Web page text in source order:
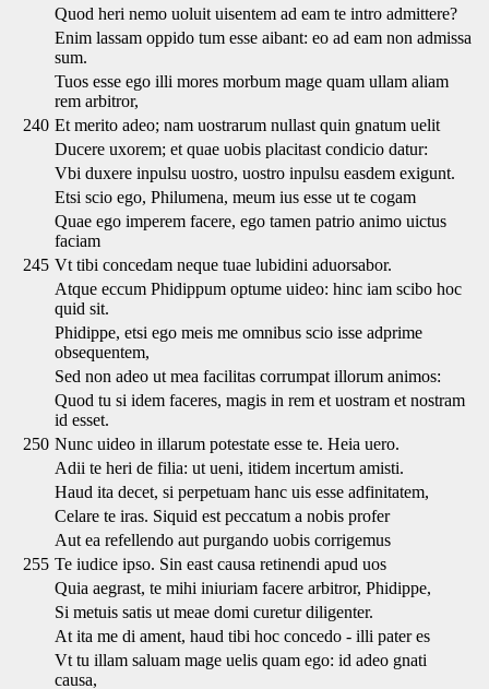
Quod heri nemo uoluit uisentem ad eam te intro admittere?
Enim lassam oppido tum esse aibant: eo ad eam non admissa
sum.
Tuos esse ego illi mores morbum mage quam ullam aliam
rem arbitror,
240 Et merito adeo; nam uostrarum nullast quin gnatum uelit
Ducere uxorem; et quae uobis placitast condicio datur:
Vbi duxere inpulsu uostro, uostro inpulsu easdem exigunt.
Etsi scio ego, Philumena, meum ius esse ut te cogam
Quae ego imperem facere, ego tamen patrio animo uictus
faciam
245 Vt tibi concedam neque tuae lubidini aduorsabor.
Atque eccum Phidippum optume uideo: hinc iam scibo hoc
quid sit.
Phidippe, etsi ego meis me omnibus scio isse adprime
obsequentem,
Sed non adeo ut mea facilitas corrumpat illorum animos:
Quod tu si idem faceres, magis in rem et uostram et nostram
id esset.
250 Nunc uideo in illarum potestate esse te. Heia uero.
Adii te heri de filia: ut ueni, itidem incertum amisti.
Haud ita decet, si perpetuam hanc uis esse adfinitatem,
Celare te iras. Siquid est peccatum a nobis profer
Aut ea refellendo aut purgando uobis corrigemus
255 Te iudice ipso. Sin east causa retinendi apud uos
Quia aegrast, te mihi iniuriam facere arbitror, Phidippe,
Si metuis satis ut meae domi curetur diligenter.
At ita me di ament, haud tibi hoc concedo - illi pater es
Vt tu illam saluam mage uelis quam ego: id adeo gnati
causa,